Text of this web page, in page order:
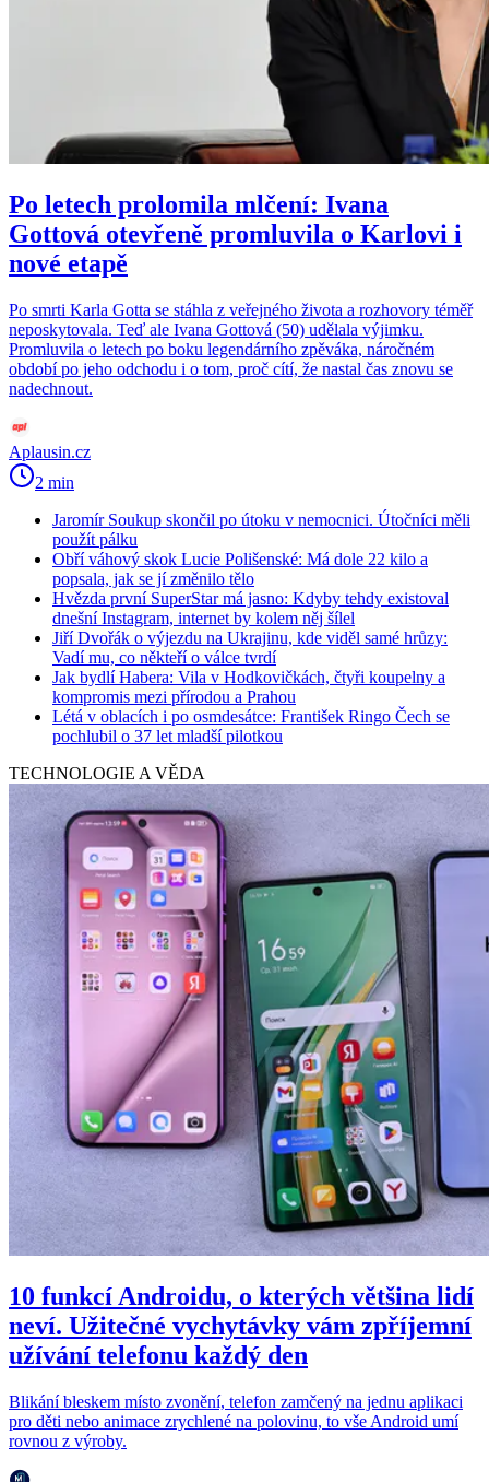
Po letech prolomila mlčení: Ivana
Gottová otevřeně promluvila o Karlovi i
nové etapě
Po smrti Karla Gotta se stáhla z veřejného života a rozhovory téměř
neposkytovala. Teď ale Ivana Gottová (50) udělala výjimku.
Promluvila o letech po boku legendárního zpěváka, náročném
období po jeho odchodu i o tom, proč cítí, že nastal čas znovu se
nadechnout.
Aplausin.cz
2 min
Jaromír Soukup skončil po útoku v nemocnici. Útočníci měli
použít pálku
Obří váhový skok Lucie Polišenské: Má dole 22 kilo a
popsala, jak se jí změnilo tělo
Hvězda první SuperStar má jasno: Kdyby tehdy existoval
dnešní Instagram, internet by kolem něj šílel
Jiří Dvořák o výjezdu na Ukrajinu, kde viděl samé hrůzy:
Vadí mu, co někteří o válce tvrdí
Jak bydlí Habera: Vila v Hodkovičkách, čtyři koupelny a
kompromis mezi přírodou a Prahou
Létá v oblacích i po osmdesátce: František Ringo Čech se
pochlubil o 37 let mladší pilotkou
TECHNOLOGIE A VĚDA
10 funkcí Androidu, o kterých většina lidí
neví. Užitečné vychytávky vám zpříjemní
užívání telefonu každý den
Blikání bleskem místo zvonění, telefon zamčený na jednu aplikaci
pro děti nebo animace zrychlené na polovinu, to vše Android umí
rovnou z výroby.